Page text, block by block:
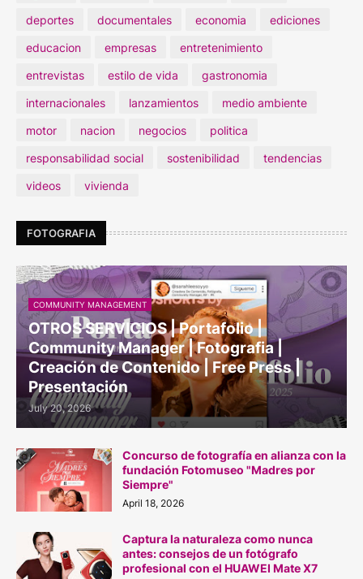
deportes
documentales economia
ediciones
educacion
empresas
entretenimiento
entrevistas
estilo de vida
gastronomia
internacionales
lanzamientos
medio ambiente
motor
nacion negocios
politica
responsabilidad social
sostenibilidad
tendencias
videos
vivienda
FOTOGRAFIA
COMMUNITY MANAGEMENT
OTROS SERVICIOS | Portafolio |
Community Manager | Fotografia |
Creación de Contenido | Free Press |
Presentación
July 20, 2026
Concurso de fotografía en alianza con la
fundación Fotomuseo "Madres por
Siempre"
April 18, 2026
Captura la naturaleza como nunca
antes: consejos de un fotógrafo
profesional con el HUAWEI Mate X7